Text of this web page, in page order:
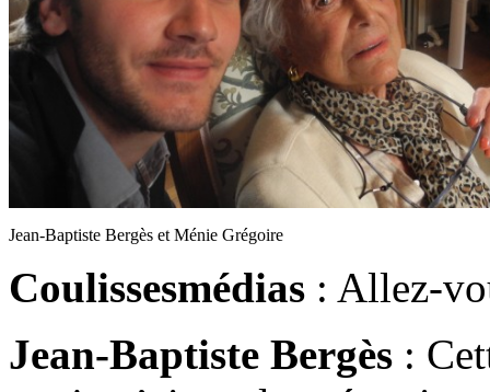
Jean-Baptiste Bergès et Ménie Grégoire
Coulissesmédias : Allez-
Jean-Baptiste Bergès :